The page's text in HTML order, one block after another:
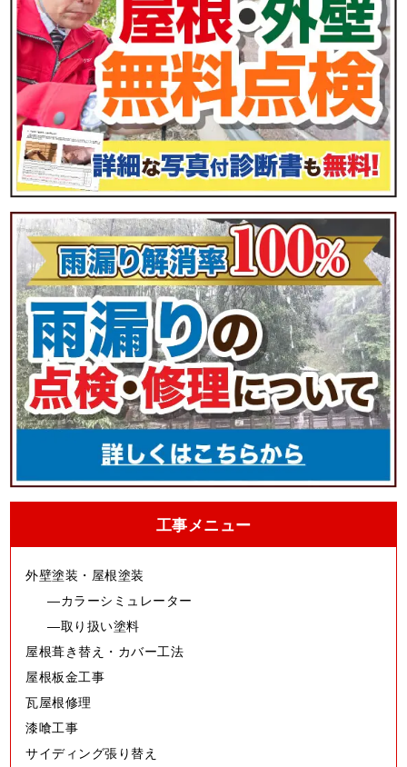
工事メニュー
外壁塗装・屋根塗装
カラーシミュレーター
取り扱い塗料
屋根葺き替え・カバー工法
屋根板金工事
瓦屋根修理
漆喰工事
サイディング張り替え